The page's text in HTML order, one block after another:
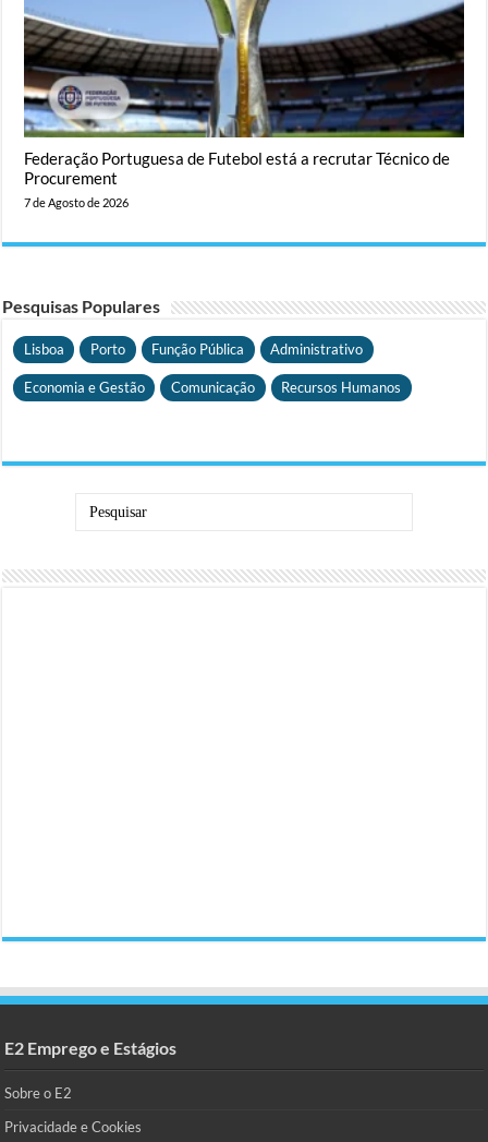
Federação Portuguesa de Futebol está a recrutar Técnico de
Procurement
7 de Agosto de 2026
Pesquisas Populares
Lisboa Porto Função Pública Administrativo
Economia e Gestão Comunicação Recursos Humanos
E2 Emprego e Estágios
Sobre o E2
Privacidade e Cookies